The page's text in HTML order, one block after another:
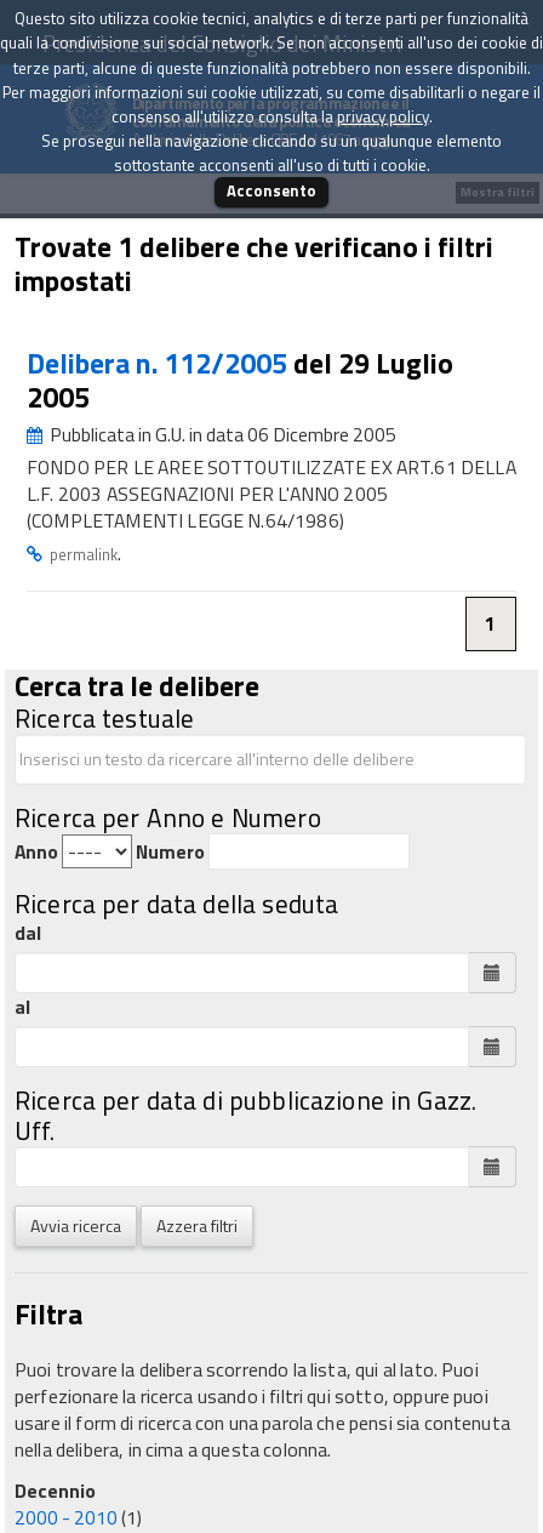
Presidenza del Consiglio dei Ministri
Dipartimento per la programmazione e il
coordinamento della politica economica
Archivio delle Delibere CIPE dal 1967 a oggi
Trovate 1 delibere che verificano i filtri
impostati
Delibera n. 112/2005 del 29 Luglio
2005
Pubblicata in G.U. in data 06 Dicembre 2005
FONDO PER LE AREE SOTTOUTILIZZATE EX ART.61 DELLA
L.F. 2003 ASSEGNAZIONI PER L'ANNO 2005
(COMPLETAMENTI LEGGE N.64/1986)
permalink.
1
Cerca tra le delibere
Ricerca testuale
Ricerca per Anno e Numero
Anno Numero
Ricerca per data della seduta
dal
al
Ricerca per data di pubblicazione in Gazz.
Uff.
Avvia ricerca Azzera filtri
Filtra
Puoi trovare la delibera scorrendo la lista, qui al lato. Puoi
perfezionare la ricerca usando i filtri qui sotto, oppure puoi
usare il form di ricerca con una parola che pensi sia contenuta
nella delibera, in cima a questa colonna.
Decennio
2000 - 2010(1)
Mostra filtri
Questo sito utilizza cookie tecnici, analytics e di terze parti per funzionalità
quali la condivisione sui social network. Se non acconsenti all'uso dei cookie di
terze parti, alcune di queste funzionalità potrebbero non essere disponibili.
Per maggiori informazioni sui cookie utilizzati, su come disabilitarli o negare il
consenso all'utilizzo consulta laprivacy policy.
Se prosegui nella navigazione cliccando su un qualunque elemento
sottostante acconsenti all'uso di tutti i cookie.
Acconsento